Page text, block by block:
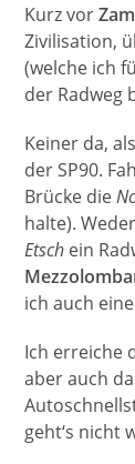
Kurz vor
Zivilisation,
(welche ich
der Radweg
Keiner da,
der SP90.
Brücke die
halte).
Etsch ein
ich auch
Ich erreiche
aber auch
geht‘s nicht